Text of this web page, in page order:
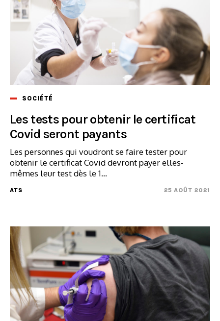
SOCIÉTÉ
Les tests pour obtenir le certificat
Covid seront payants
Les personnes qui voudront se faire tester pour
obtenir le certificat Covid devront payer elles-
mêmes leur test dès le 1...
ATS 25 AOÛT 2021